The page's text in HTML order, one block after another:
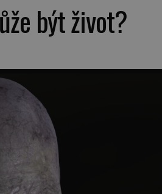
být život?